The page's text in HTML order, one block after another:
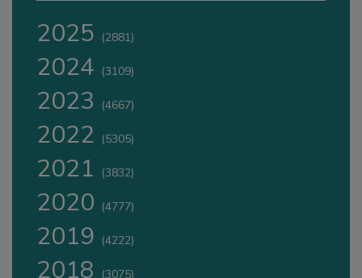
2025 (2881)
2024 (3109)
2023 (4667)
2022 (5305)
2021 (3832)
2020 (4777)
2019 (4222)
2018 (3075)